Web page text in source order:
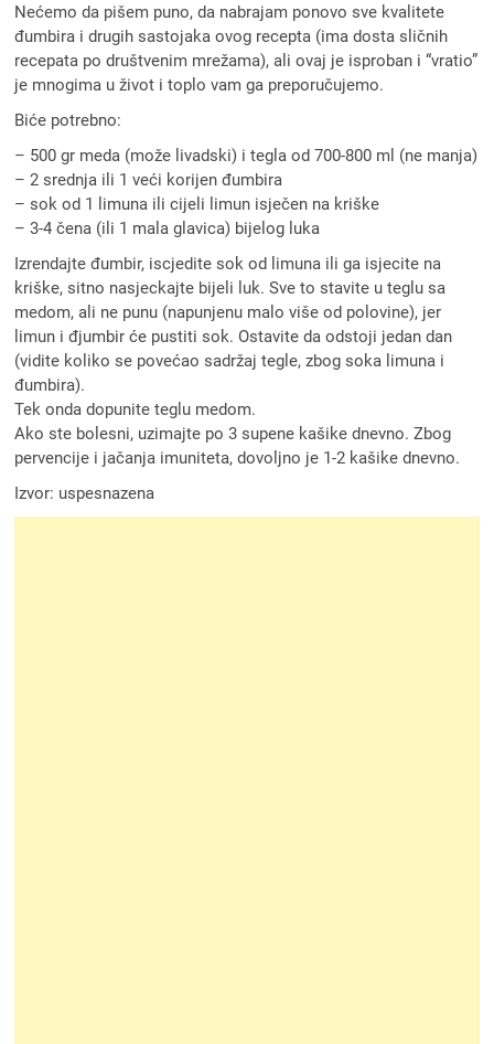
Nećemo da pišem puno, da nabrajam ponovo sve kvalitete
đumbira i drugih sastojaka ovog recepta (ima dosta sličnih
recepata po društvenim mrežama), ali ovaj je isproban i “vratio”
je mnogima u život i toplo vam ga preporučujemo.
Biće potrebno:
– 500 gr meda (može livadski) i tegla od 700-800 ml (ne manja)
– 2 srednja ili 1 veći korijen đumbira
– sok od 1 limuna ili cijeli limun isječen na kriške
– 3-4 čena (ili 1 mala glavica) bijelog luka
Izrendajte đumbir, iscjedite sok od limuna ili ga isjecite na
kriške, sitno nasjeckajte bijeli luk. Sve to stavite u teglu sa
medom, ali ne punu (napunjenu malo više od polovine), jer
limun i đjumbir će pustiti sok. Ostavite da odstoji jedan dan
(vidite koliko se povećao sadržaj tegle, zbog soka limuna i
đumbira).
Tek onda dopunite teglu medom.
Ako ste bolesni, uzimajte po 3 supene kašike dnevno. Zbog
pervencije i jačanja imuniteta, dovoljno je 1-2 kašike dnevno.
Izvor: uspesnazena